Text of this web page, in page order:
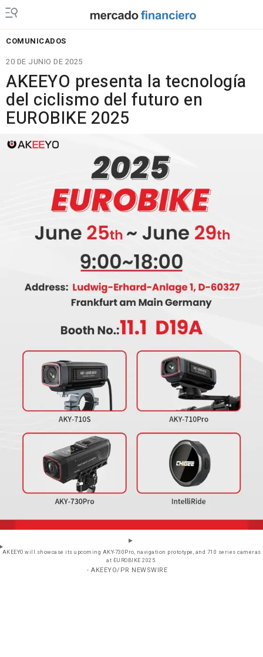
COMUNICADOS
20 DE JUNIO DE 2025
AKEEYO presenta la tecnología
del ciclismo del futuro en
EUROBIKE 2025
AKEEYO will showcase its upcoming AKY-730Pro, navigation prototype, and 710 series cameras
at EUROBIKE 2025.
- AKEEYO/PR NEWSWIRE